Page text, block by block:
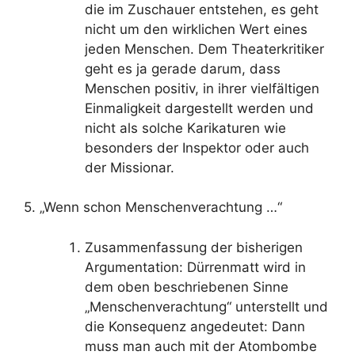
die im Zuschauer entstehen, es geht
nicht um den wirklichen Wert eines
jeden Menschen. Dem Theaterkritiker
geht es ja gerade darum, dass
Menschen positiv, in ihrer vielfältigen
Einmaligkeit dargestellt werden und
nicht als solche Karikaturen wie
besonders der Inspektor oder auch
der Missionar.
5. „Wenn schon Menschenverachtung …“
Zusammenfassung der bisherigen
Argumentation: Dürrenmatt wird in
dem oben beschriebenen Sinne
„Menschenverachtung“ unterstellt und
die Konsequenz angedeutet: Dann
muss man auch mit der Atombombe